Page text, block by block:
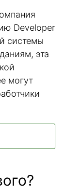
Developer
системы
эта
могут